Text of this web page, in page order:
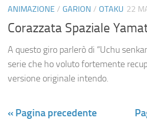
ANIMAZIONE / GARION / OTAKU 22
Corazzata Spaziale
A questo giro parlerò di “Uchu
serie che ho voluto fortemente
versione originale intendo.
« Pagina precedente